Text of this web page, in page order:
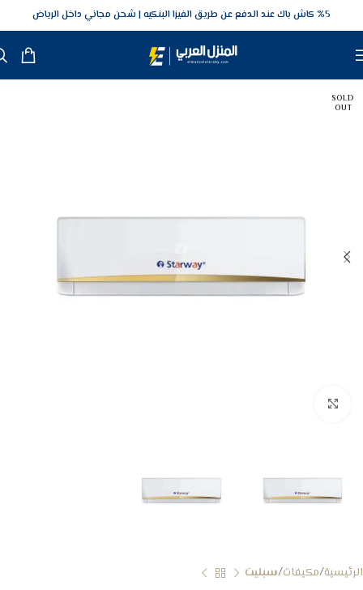
5‎% كاش باك عند الدفع عن طريق الفيزا البنكيه شحن مجاني داخل الرياض
SOLD
OUT
الرئيسية مكيفات سبليت